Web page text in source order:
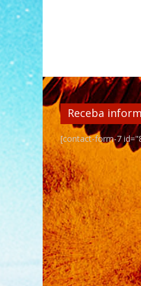
Receba
[contact-form-7